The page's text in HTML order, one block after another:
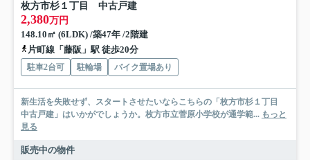
枚方市杉１丁目 中古戸建
2,380万円
148.10㎡ (6LDK) /築47年 /2階建
片町線「藤阪」駅 徒歩20分
駐車2台可 駐輪場 バイク置場あり
新生活を失敗せず、スタートさせたいならこちらの「枚方市杉１丁目
中古戸建」はいかがでしょうか。枚方市立菅原小学校が通学範... もっと
見る
販売中の物件